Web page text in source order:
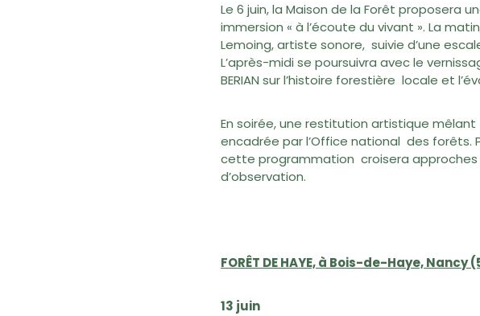
Le 6 juin, la Maison de la Forêt proposera
immersion « à l’écoute du vivant ». La
Lemoing, artiste sonore, suivie d’une
L’après-midi se poursuivra avec le
BERIAN sur l’histoire forestière locale et
En soirée, une restitution artistique
encadrée par l’Office national des forêts.
cette programmation croisera
d’observation.
FORÊT DE HAYE, à Bois-de-Haye, Nancy
13 juin